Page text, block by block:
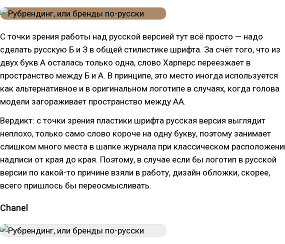
С точки зрения работы над русской версией тут всё просто — надо
сделать русскую Б и З в общей стилистике шрифта. За счёт того, что из
двух букв А осталась только одна, слово Харперс переезжает в
пространство между Б и А. В принципе, это место иногда используется
как альтернативное и в оригинальном логотипе в случаях, когда голова
модели загораживает пространство между АА.
Вердикт: с точки зрения пластики шрифта русская версия выглядит
неплохо, только само слово короче на одну букву, поэтому занимает
слишком много места в шапке журнала при классическом
надписи от края до края. Поэтому, в случае если бы логотип в русской
версии по какой-то причине взяли в работу, дизайн обложки, скорее,
всего пришлось бы переосмысливать.
Chanel